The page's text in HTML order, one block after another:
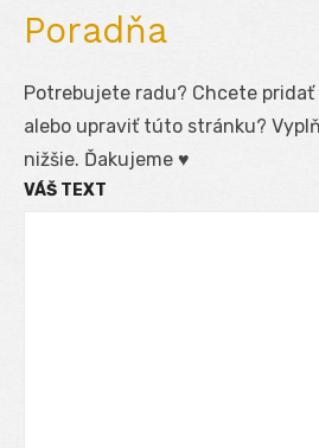
Poradňa
Potrebujete radu? Chcete
alebo upraviť túto stránku?
nižšie. Ďakujeme ♥
VÁŠ TEXT